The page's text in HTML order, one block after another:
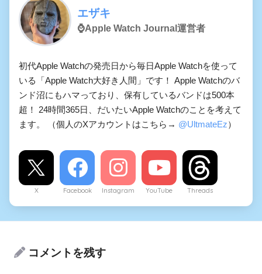
エザキ
⌚️Apple Watch Journal運営者
初代Apple Watchの発売日から毎日Apple Watchを使って
いる「Apple Watch大好き人間」です！ Apple Watchのバ
ンド沼にもハマっており、保有しているバンドは500本
超！ 24時間365日、だいたいApple Watchのことを考えて
ます。 （個人のXアカウントはこちら→ @UltmateEz）
X Facebook Instagram YouTube Threads
コメントを残す